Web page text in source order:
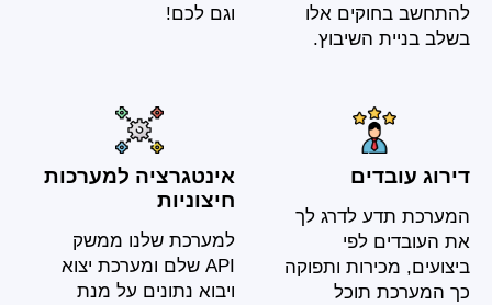
להתחשב בחוקים אלו
בשלב בניית השיבוץ.
וגם לכם!
דירוג עובדים
המערכת תדע לדרג לך
את העובדים לפי
ביצועים, מכירות ותפוקה
כך המערכת תוכל
אינטגרציה למערכות
חיצוניות
למערכת שלנו ממשק
API שלם ומערכת יצוא
ויבוא נתונים על מנת